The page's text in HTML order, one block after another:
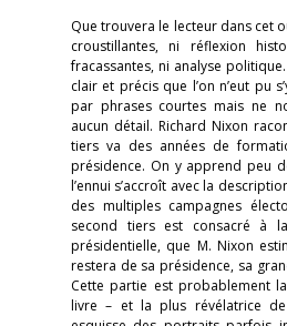
Que trouvera le lecteur dans cet
croustillantes, ni réflexion
fracassantes, ni analyse
clair et précis que l’on n’eut pu
par phrases courtes mais ne
aucun détail. Richard Nixon
tiers va des années de
présidence. On y apprend peu
l’ennui s’accroît avec la
des multiples campagnes
second tiers est consacré à
présidentielle, que M. Nixon
restera de sa présidence, sa
Cette partie est probablement
livre – et la plus révélatrice de